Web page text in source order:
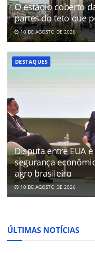
O estádio coberto
partes do teto que
10 DE AGOSTO DE 2026
DESTAQUES
Disputa entre EUA
segurança
agro brasileiro
10 DE AGOSTO DE 2026
ÚLTIMAS NOTÍCIAS